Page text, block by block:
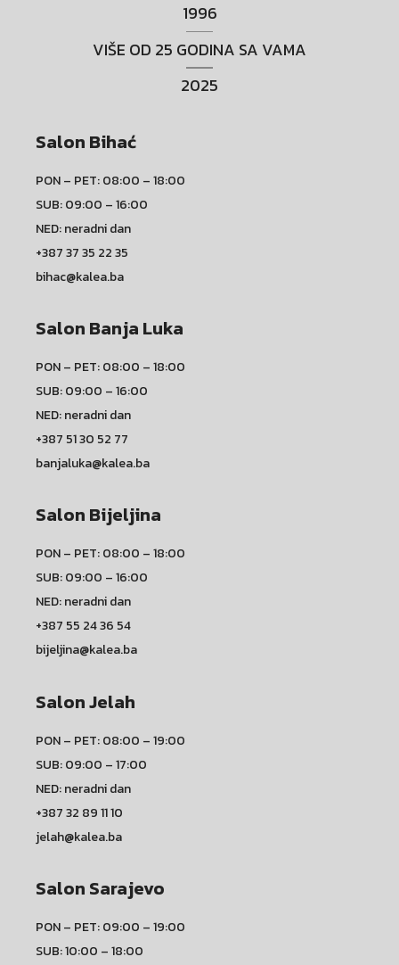
1996
VIŠE OD 25 GODINA SA VAMA
2025
Salon Bihać
PON – PET: 08:00 – 18:00
SUB: 09:00 – 16:00
NED: neradni dan
+387 37 35 22 35
bihac@kalea.ba
Salon Banja Luka
PON – PET: 08:00 – 18:00
SUB: 09:00 – 16:00
NED: neradni dan
+387 51 30 52 77
banjaluka@kalea.ba
Salon Bijeljina
PON – PET: 08:00 – 18:00
SUB: 09:00 – 16:00
NED: neradni dan
+387 55 24 36 54
bijeljina@kalea.ba
Salon Jelah
PON – PET: 08:00 – 19:00
SUB: 09:00 – 17:00
NED: neradni dan
+387 32 89 11 10
jelah@kalea.ba
Salon Sarajevo
PON – PET: 09:00 – 19:00
SUB: 10:00 – 18:00